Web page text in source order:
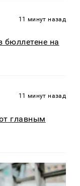
11 минут назад
бюллетене на
11 минут назад
главным